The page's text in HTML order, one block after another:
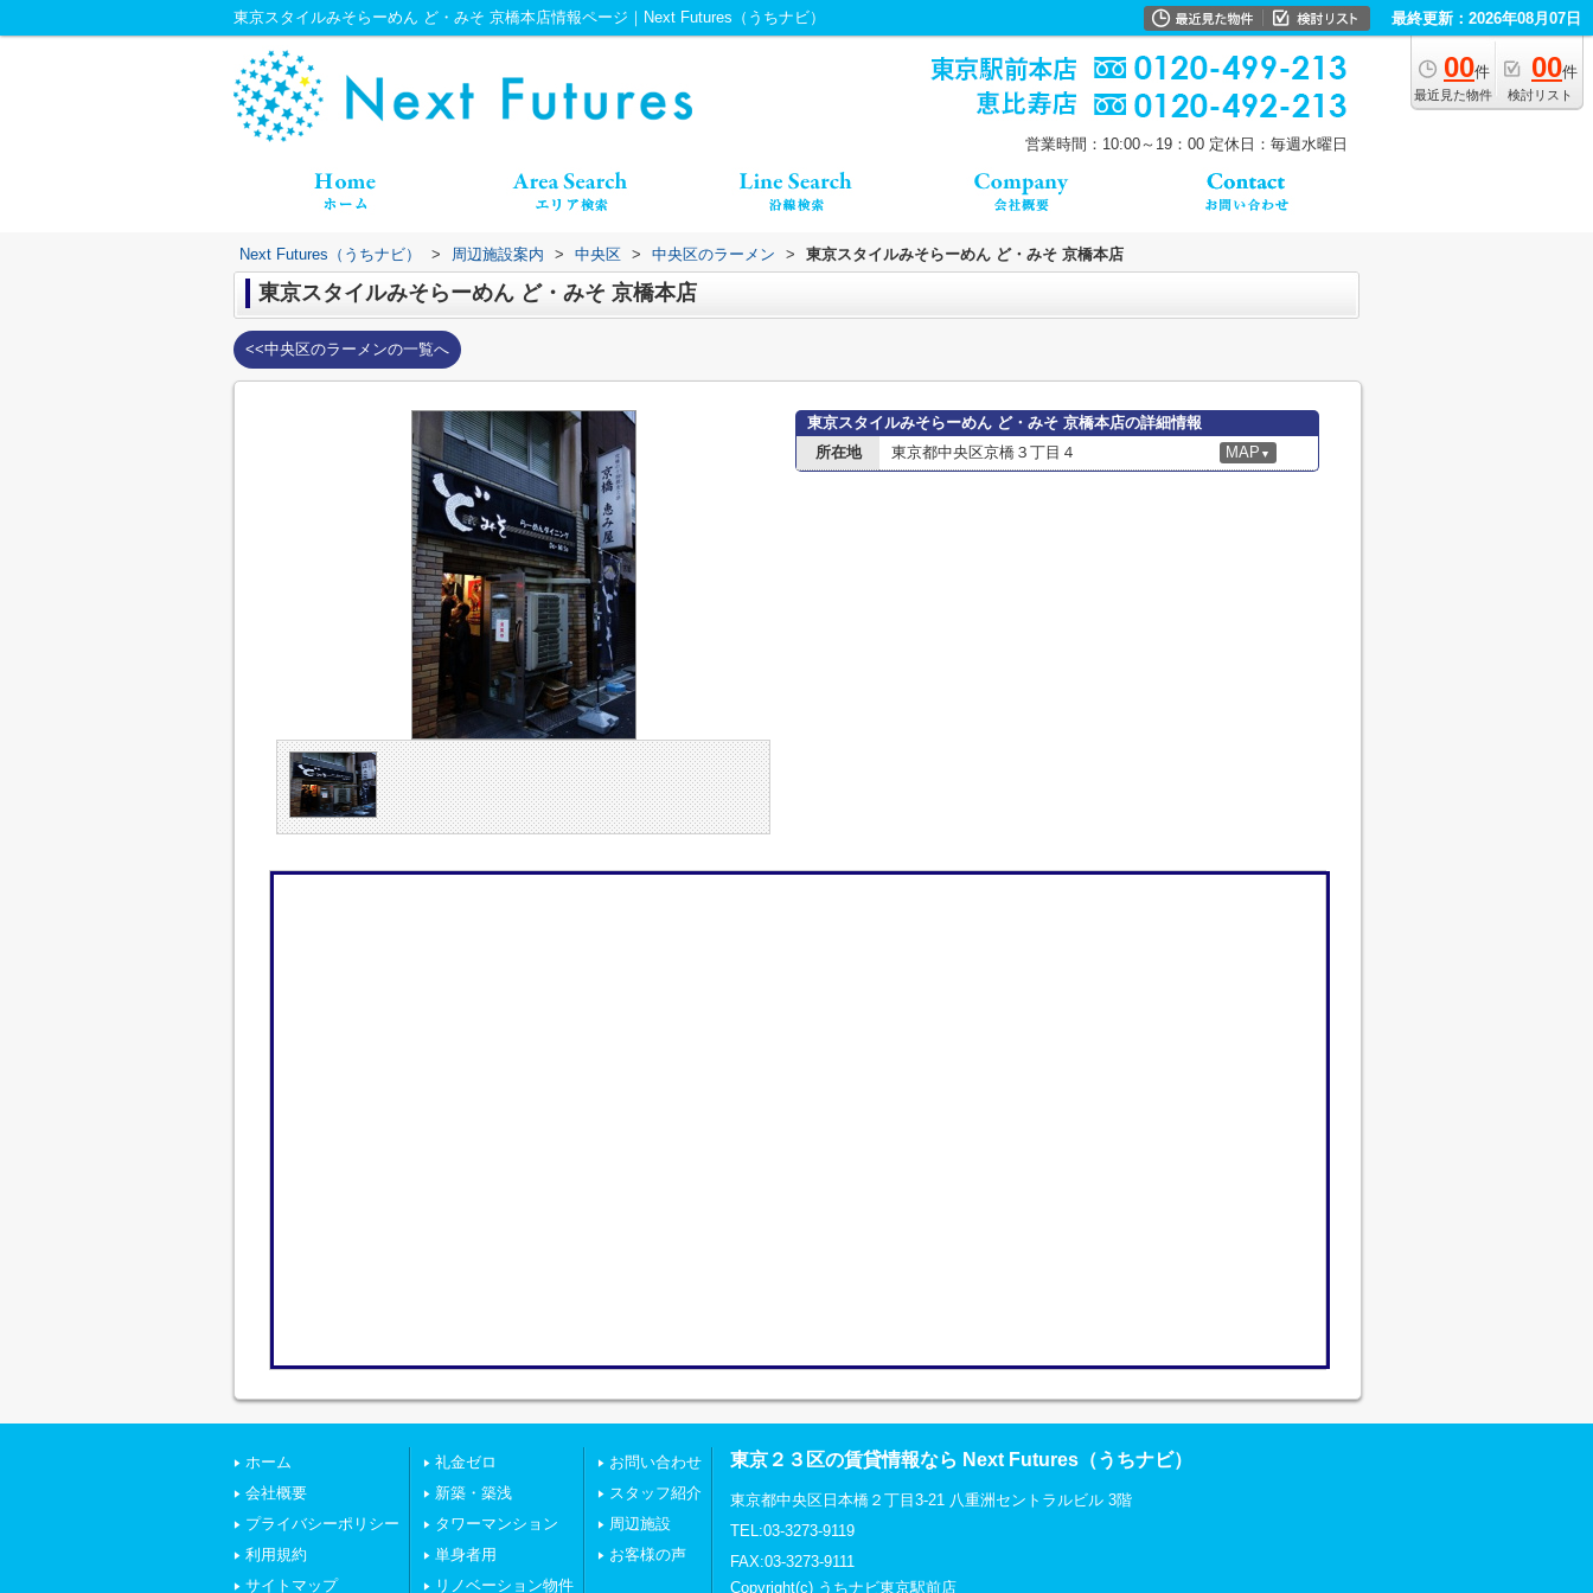
東京スタイルみそらーめん ど・みそ 京橋本店情報ページ｜Next Futures（うちナビ） 最終更新：2026年08月07日
00件
最近見た物件
00件
検討リスト
営業時間：10:00～19：00 定休日：毎週水曜日
Next Futures（うちナビ） > 周辺施設案内 > 中央区 > 中央区のラーメン > 東京スタイルみそらーめん ど・みそ 京橋本店
東京スタイルみそらーめん ど・みそ 京橋本店
<<中央区のラーメンの一覧へ
東京スタイルみそらーめん ど・みそ 京橋本店の詳細情報
所在地
東京都中央区京橋３丁目４ MAP ▼
ホーム
会社概要
プライバシーポリシー
利用規約
サイトマップ
礼金ゼロ
新築・築浅
タワーマンション
単身者用
リノベーション物件
お問い合わせ
スタッフ紹介
周辺施設
お客様の声
東京２３区の賃貸情報なら Next Futures（うちナビ）
東京都中央区日本橋２丁目3-21 八重洲セントラルビル 3階
TEL:03-3273-9119
FAX:03-3273-9111
Copyright(c) うちナビ東京駅前店